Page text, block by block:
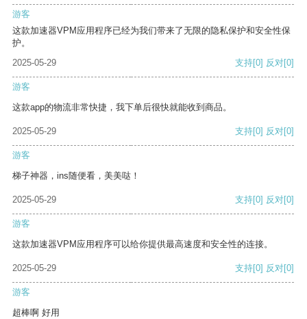
游客
这款加速器VPM应用程序已经为我们带来了无限的隐私保护和安全性保
护。
2025-05-29
支持[0] 反对[0]
游客
这款app的物流非常快捷，我下单后很快就能收到商品。
2025-05-29 支持[0] 反对[0]
游客
梯子神器，ins随便看，美美哒！
2025-05-29 支持[0] 反对[0]
游客
这款加速器VPM应用程序可以给你提供最高速度和安全性的连接。
2025-05-29 支持[0] 反对[0]
游客
超棒啊 好用